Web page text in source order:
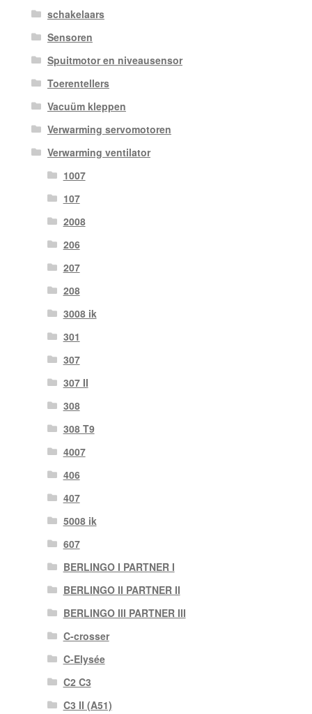
schakelaars
Sensoren
Spuitmotor en niveausensor
Toerentellers
Vacuüm kleppen
Verwarming servomotoren
Verwarming ventilator
1007
107
2008
206
207
208
3008 ik
301
307
307 II
308
308 T9
4007
406
407
5008 ik
607
BERLINGO I PARTNER I
BERLINGO II PARTNER II
BERLINGO III PARTNER III
C-crosser
C-Elysée
C2 C3
C3 II (A51)